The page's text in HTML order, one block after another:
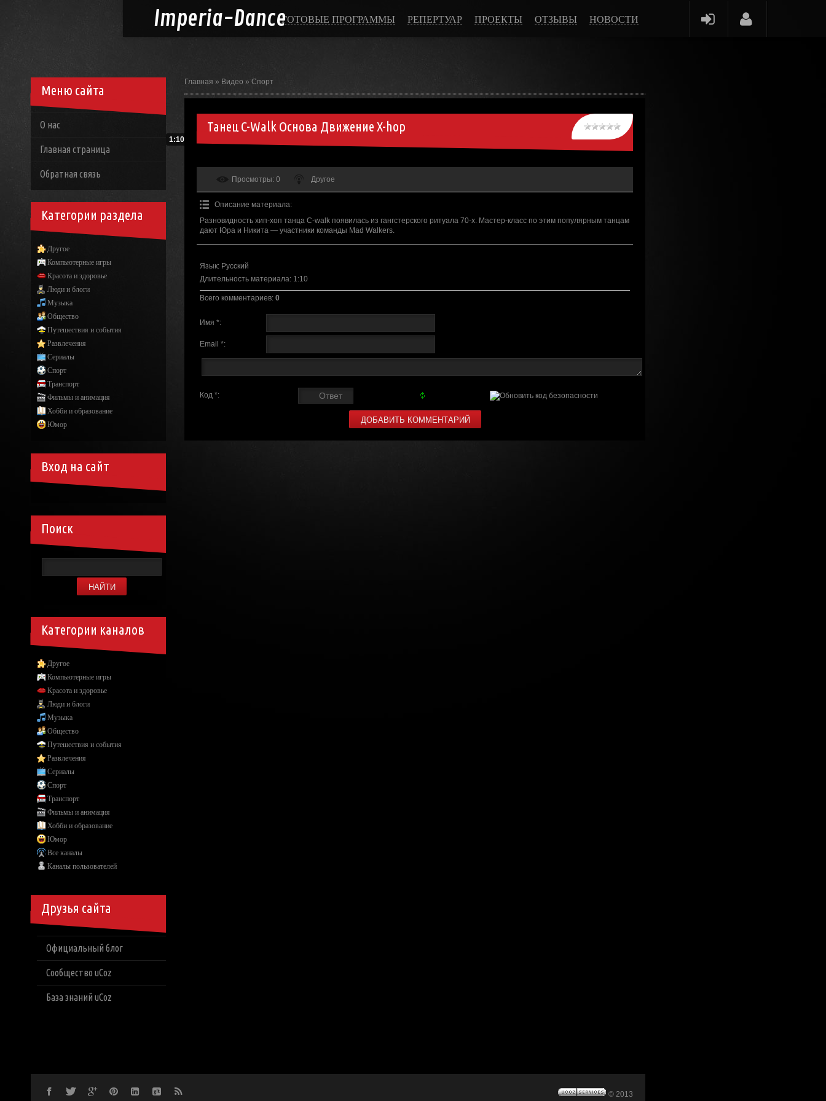
Imperia-DanceГОТОВЫЕ ПРОГРАММЫ РЕПЕРТУАР ПРОЕКТЫ ОТЗЫВЫ НОВОСТИ
Главная » Видео » Спорт
Танец C-Walk Основа Движение X-hop
1:10
Просмотры: 0 Другое
Описание материала:
Разновидность хип-хоп танца C-walk появилась из гангстерского ритуала 70-х. Мастер-класс по этим популярным танцам
дают Юра и Никита — участники команды Mad Walkers.
Язык: Русский
Длительность материала: 1:10
Всего комментариев: 0
Имя *:
Email *:
Код *:
Меню сайта
О нас
Главная страница
Обратная связь
Категории раздела
Другое
Компьютерные игры
Красота и здоровье
Люди и блоги
Музыка
Общество
Путешествия и события
Развлечения
Сериалы
Спорт
Транспорт
Фильмы и анимация
Хобби и образование
Юмор
Вход на сайт
Поиск
Категории каналов
Другое
Компьютерные игры
Красота и здоровье
Люди и блоги
Музыка
Общество
Путешествия и события
Развлечения
Сериалы
Спорт
Транспорт
Фильмы и анимация
Хобби и образование
Юмор
Все каналы
Каналы пользователей
Друзья сайта
Официальный блог
Сообщество uCoz
База знаний uCoz
© 2013